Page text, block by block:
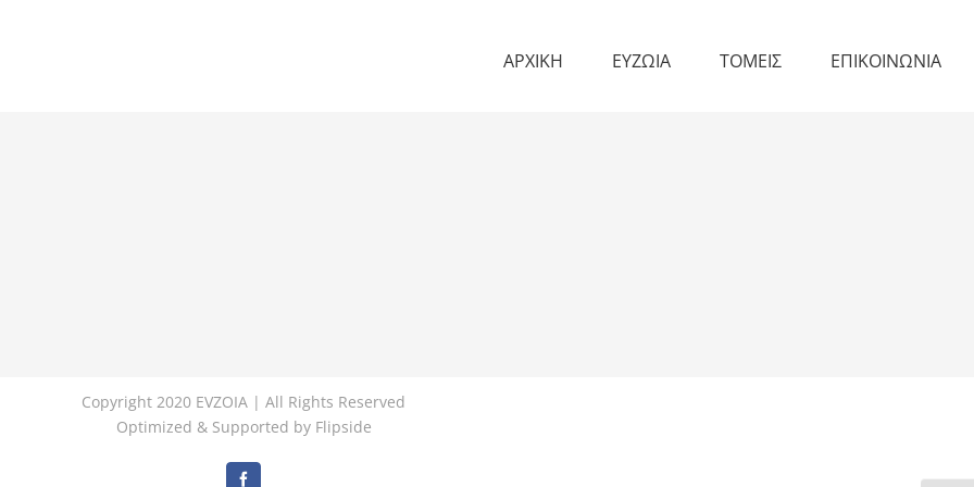
ΑΡΧΙΚΗ ΕΥΖΩΙΑ ΤΟΜΕΙΣ ΕΠΙΚΟΙΝΩΝΙΑ
Copyright 2020 EVZOIA | All Rights Reserved
Optimized & Supported by Flipside